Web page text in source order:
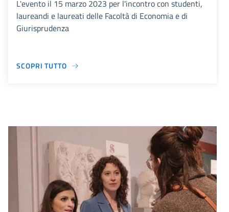
L'evento il 15 marzo 2023 per l'incontro con studenti,
laureandi e laureati delle Facoltà di Economia e di
Giurisprudenza
SCOPRI TUTTO